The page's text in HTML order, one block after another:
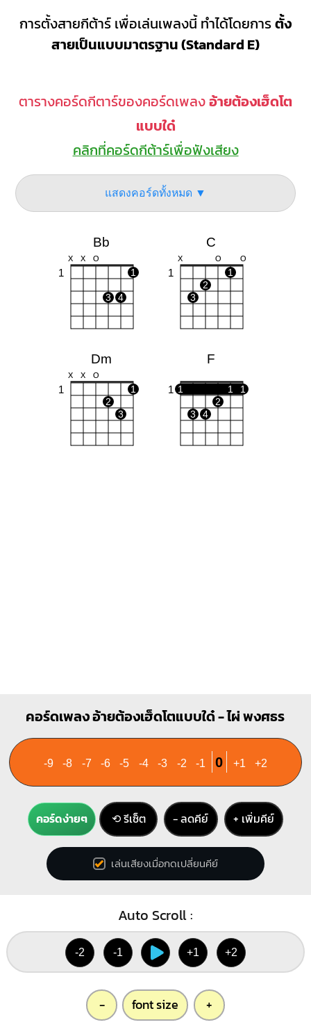
การตั้งสายกีต้าร์ เพื่อเล่นเพลงนี้ ทำได้โดยการตั้ง
สายเป็นแบบมาตรฐาน (Standard E)
ตารางคอร์ดกีตาร์ของคอร์ดเพลงอ้ายต้องเฮ็ดโต
แบบใด๋
คลิกที่คอร์ดกีต้าร์เพื่อฟังเสียง
แสดงคอร์ดทั้งหมด ▼
Bb
X X O
1 1
3 4
C
X O O
1
1
2
3
Dm
X X O
1
1
2
3
F
1 1 1
1
2
3
4
คอร์ดเพลง อ้ายต้องเฮ็ดโตแบบใด๋ - ไผ่ พงศธร
-9 -8 -7 -6 -5 -4 -3 -2 -1 0 +1 +2
คอร์ดง่ายๆ ⟲ รีเซ็ต − ลดคีย์ + เพิ่มคีย์
เล่นเสียงเมื่อกดเปลี่ยนคีย์
Auto Scroll :
-2 -1 +1 +2
- font size +